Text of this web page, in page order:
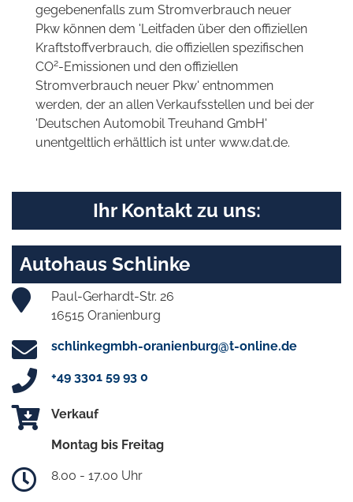
gegebenenfalls zum Stromverbrauch neuer
Pkw können dem 'Leitfaden über den offiziellen
Kraftstoffverbrauch, die offiziellen spezifischen
CO2-Emissionen und den offiziellen
Stromverbrauch neuer Pkw' entnommen
werden, der an allen Verkaufsstellen und bei der
'Deutschen Automobil Treuhand GmbH'
unentgeltlich erhältlich ist unter www.dat.de.
Ihr Kontakt zu uns:
Autohaus Schlinke
Paul-Gerhardt-Str. 26
16515 Oranienburg
schlinkegmbh-oranienburg@t-online.de
+49 3301 59 93 0
Verkauf
Montag bis Freitag
8.00 - 17.00 Uhr